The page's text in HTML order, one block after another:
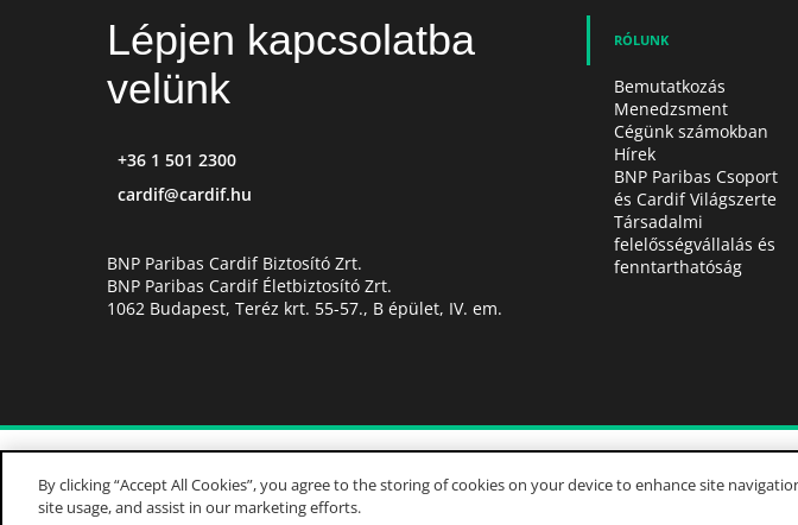
Lépjen kapcsolatba
velünk
+36 1 501 2300
cardif@cardif.hu
BNP Paribas Cardif Biztosító Zrt.
BNP Paribas Cardif Életbiztosító Zrt.
1062 Budapest, Teréz krt. 55-57., B épület, IV. em.
RÓLUNK
Bemutatkozás
Menedzsment
Cégünk számokban
Hírek
BNP Paribas Csoport
és Cardif Világszerte
Társadalmi
felelősségvállalás és
fenntarthatóság
MAGYARORSZÁG A változó világ biztosítója
By clicking “Accept All Cookies”, you agree to the storing of cookies on your device to enhance site
site usage, and assist in our marketing efforts.